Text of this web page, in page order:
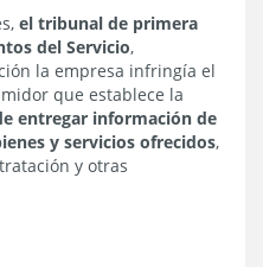
el tribunal de primera
del Servicio,
la empresa infringía el
que establece la
entregar información de
y servicios ofrecidos,
y otras